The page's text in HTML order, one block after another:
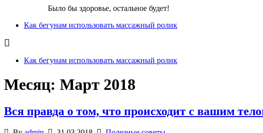
Было бы здоровье, остальное будет!
Как бегунам использовать массажный ролик
Как бегунам использовать массажный ролик
Месяц: Март 2018
Вся правда о том, что происходит с вашим